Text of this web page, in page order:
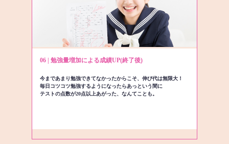
06 | 勉強量増加による成績UP(終了後)
今まであまり勉強できてなかったからこそ、伸び代は無限大！
毎日コツコツ勉強するようになったらあっという間に
テストの点数が20点以上あがった、なんてことも。